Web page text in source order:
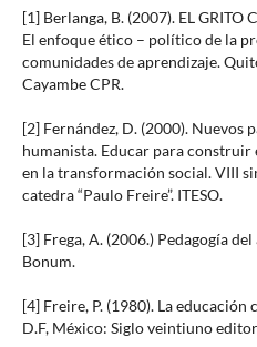
[1] Berlanga, B. (2007). EL GRITO
El enfoque ético – político de la
comunidades de aprendizaje.
Cayambe CPR.
[2] Fernández, D. (2000). Nuevos
humanista. Educar para
en la transformación social. VIII
catedra “Paulo Freire”. ITESO.
[3] Frega, A. (2006.) Pedagogía
Bonum.
[4] Freire, P. (1980). La
D.F, México: Siglo veintiuno